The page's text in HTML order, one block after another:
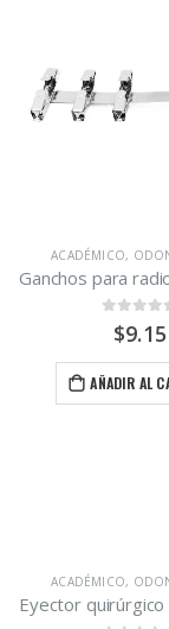
ODONTOLOGÍA,
ACADÉMICO,
out of 5
$9.15
AÑADIR AL
ACADÉMICO,